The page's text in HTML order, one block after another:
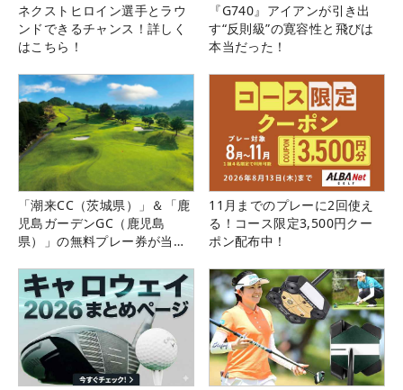
ネクストヒロイン選手とラウ
ンドできるチャンス！詳しく
はこちら！
『G740』アイアンが引き出
す“反則級”の寛容性と飛びは
本当だった！
「潮来CC（茨城県）」＆「鹿
児島ガーデンGC（鹿児島
県）」の無料プレー券が当た
11月までのプレーに2回使え
る！コース限定3,500円クー
ポン配布中！